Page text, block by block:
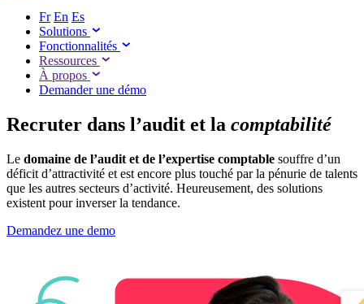
Fr En Es
Solutions
Fonctionnalités
Ressources
À propos
Demander une démo
Recruter dans l’audit et la comptabilité
Le domaine de l’audit et de l’expertise comptable souffre d’un
déficit d’attractivité et est encore plus touché par la pénurie de talents
que les autres secteurs d’activité. Heureusement, des solutions
existent pour inverser la tendance.
Demandez une demo